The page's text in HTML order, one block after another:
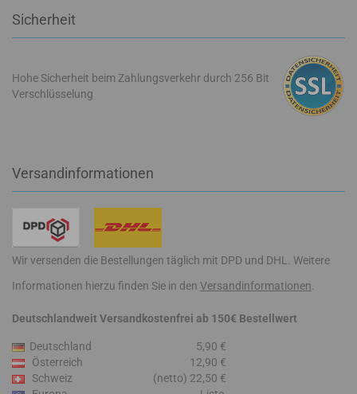
Sicherheit
Hohe Sicherheit beim Zahlungsverkehr durch 256 Bit
Verschlüsselung
Versandinformationen
Wir versenden die Bestellungen täglich mit DPD und DHL. Weitere
Informationen hierzu finden Sie in den Versandinformationen
Deutschlandweit Versandkostenfrei ab 150€ Bestellwert
Deutschland
5,90 €
Österreich
12,90 €
Schweiz
(netto) 22,50 €